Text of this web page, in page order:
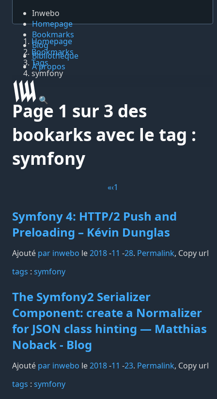
Inwebo
Homepage
Bookmarks
Blog
Bibliothèque
À propos
🔍
Homepage
Bookmarks
Tags
symfony
Page 1 sur 3 des
bookarks avec le tag :
symfony
«‹1
Symfony 4: HTTP/2 Push and
Preloading – Kévin Dunglas
Ajouté par inwebo le2018-11 -28. Permalink, Copy url
tags️ : symfony
The Symfony2 Serializer
Component: create a Normalizer
for JSON class hinting — Matthias
Noback - Blog
Ajouté par inwebo le2018-11 -23. Permalink, Copy url
tags️ : symfony